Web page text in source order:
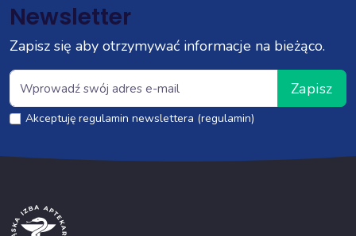
Newsletter
Zapisz się aby otrzymywać informacje na bieżąco.
Zapisz
Akceptuję regulamin newslettera (regulamin)